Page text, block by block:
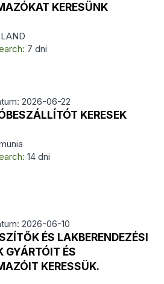
KERESÜNK
7 dni
2026-06-22
KERESEK
14 dni
2026-06-10
ÉS LAKBERENDEZÉSI
GYÁRTÓIT ÉS
KERESSÜK.